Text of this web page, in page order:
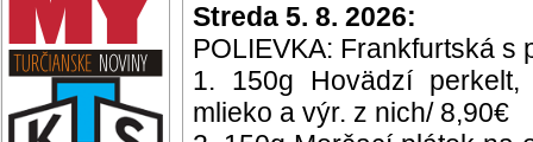
Streda 5. 8. 2026:
POLIEVKA: Frankfurtská s
1. 150g Hovädzí perkelt,
mlieko a výr. z nich/ 8,90€